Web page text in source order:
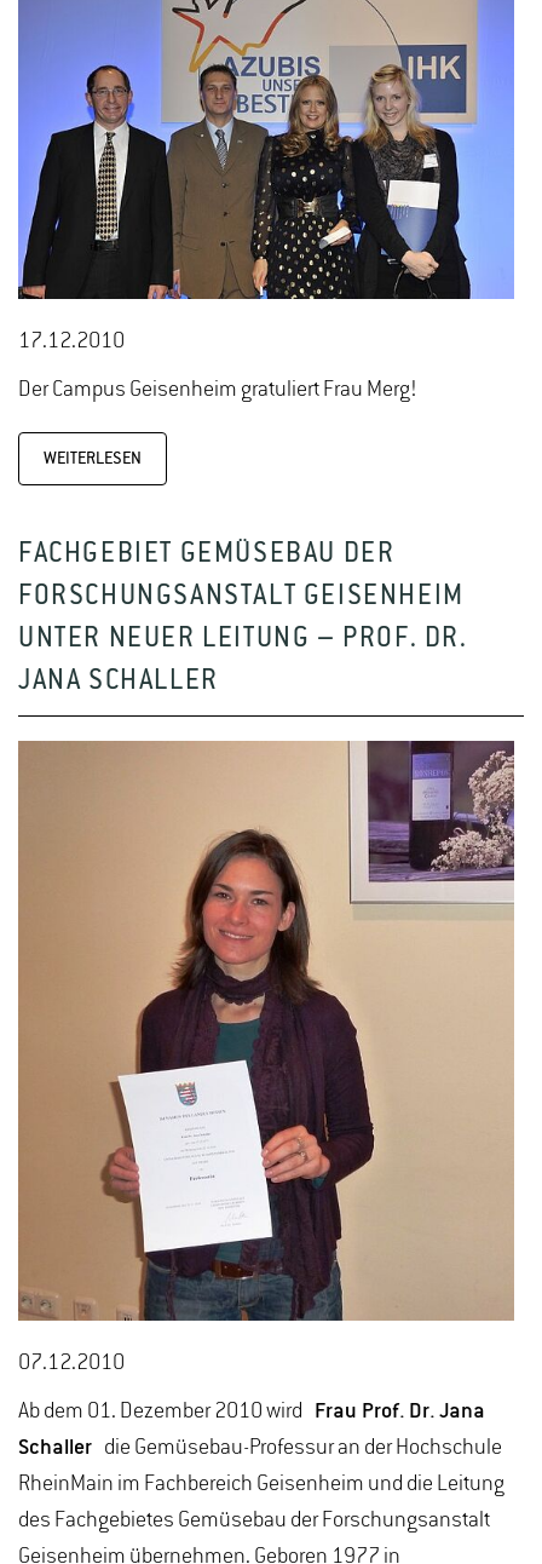
17.12.2010
Der Campus Geisenheim gratuliert Frau Merg!
WEITERLESEN
FACHGEBIET GEMÜSEBAU DER
FORSCHUNGSANSTALT GEISENHEIM
UNTER NEUER LEITUNG – PROF. DR.
JANA SCHALLER
07.12.2010
Ab dem 01. Dezember 2010 wird Frau Prof. Dr. Jana
Schaller die Gemüsebau-Professur an der Hochschule
RheinMain im Fachbereich Geisenheim und die Leitung
des Fachgebietes Gemüsebau der Forschungsanstalt
Geisenheim übernehmen. Geboren 1977 in